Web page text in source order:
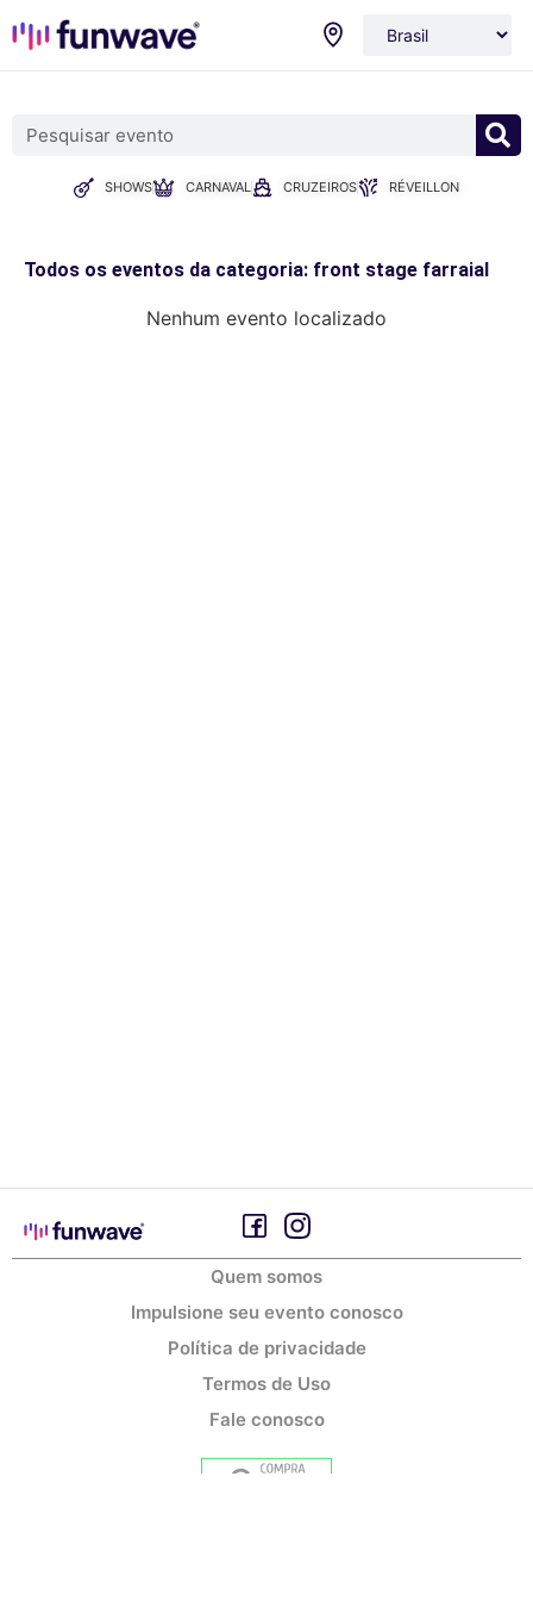
SHOWS CARNAVAL CRUZEIROS RÉVEILLON
Todos os eventos da categoria: front stage farraial
Nenhum evento localizado
Quem somos
Impulsione seu evento conosco
Política de privacidade
Termos de Uso
Fale conosco